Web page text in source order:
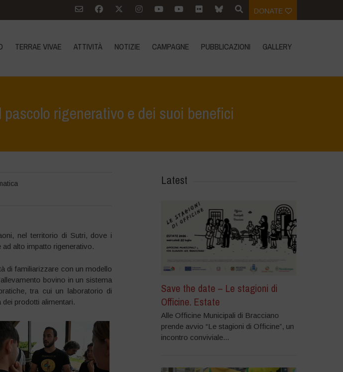
DONATE
TERRAE VIVAE ATTIVITÀ NOTIZIE CAMPAGNE PUBBLICAZIONI GALLERY
rigenerativo e dei suoi benefici
nel territorio di Sutri, dove i
ad alto impatto rigenerativo.
di familiarizzare con un modello
bovino in un sistema
tra cui un laboratorio di
prodotti alimentari.
Latest
Save the date – Le stagioni di
Officine. Estate
Alle Officine Municipali di Bracciano
prende avvio “Le stagioni di Officine”, un
incontro conviviale...